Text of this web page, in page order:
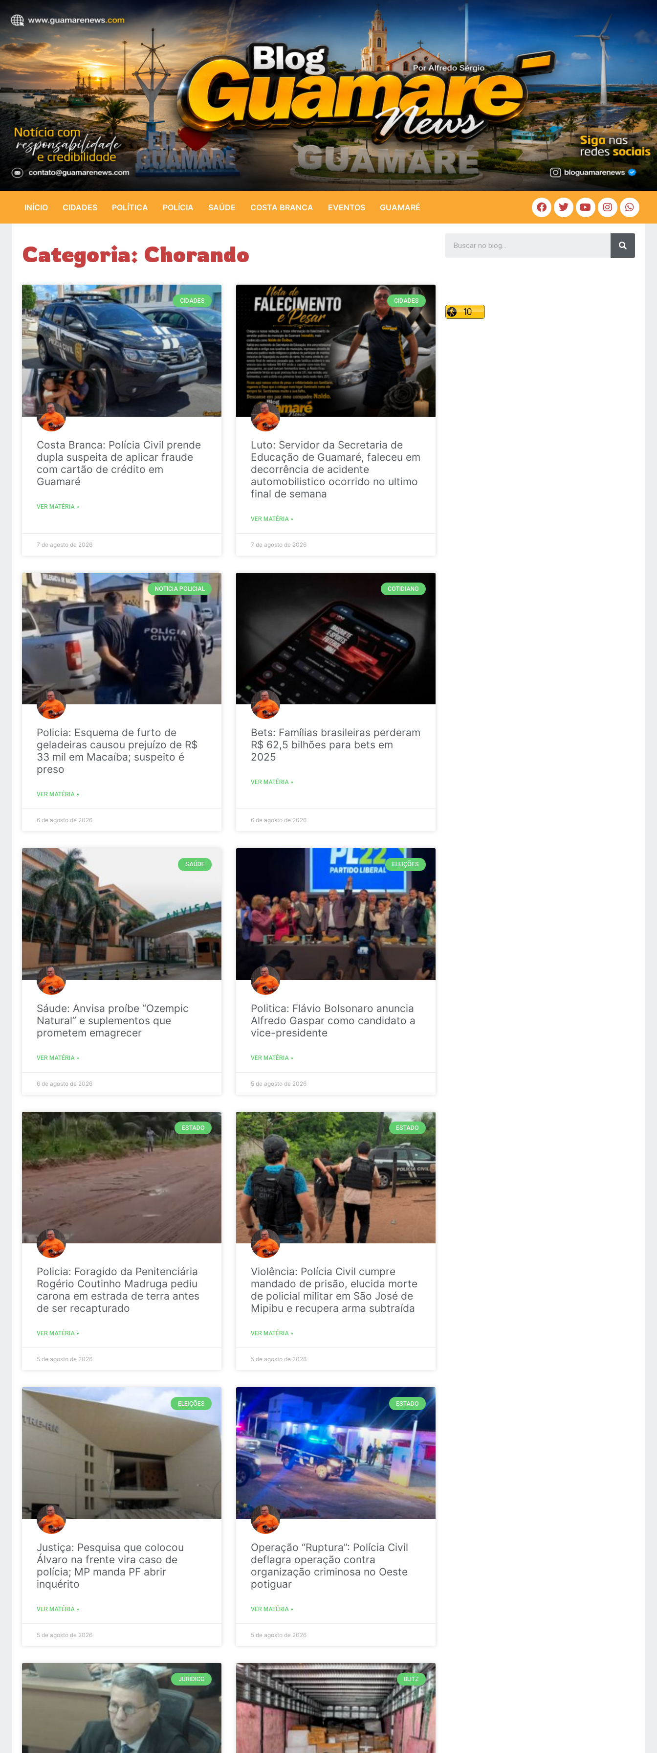
INÍCIO CIDADES POLÍTICA POLÍCIA SAÚDE COSTA BRANCA EVENTOS GUAMARÉ
Categoria: Chorando
CIDADES
Costa Branca: Polícia Civil prende
dupla suspeita de aplicar fraude
com cartão de crédito em
Guamaré
VER MATÉRIA »
7 de agosto de 2026
CIDADES
Luto: Servidor da Secretaria de
Educação de Guamaré, faleceu em
decorrência de acidente
automobilistico ocorrido no ultimo
final de semana
VER MATÉRIA »
7 de agosto de 2026
NOTICIA POLICIAL
Policia: Esquema de furto de
geladeiras causou prejuízo de R$
33 mil em Macaíba; suspeito é
preso
VER MATÉRIA »
6 de agosto de 2026
COTIDIANO
Bets: Famílias brasileiras perderam
R$ 62,5 bilhões para bets em
2025
VER MATÉRIA »
6 de agosto de 2026
SAÚDE
Sáude: Anvisa proíbe “Ozempic
Natural” e suplementos que
prometem emagrecer
VER MATÉRIA »
6 de agosto de 2026
ELEIÇÕES
Politica: Flávio Bolsonaro anuncia
Alfredo Gaspar como candidato a
vice-presidente
VER MATÉRIA »
5 de agosto de 2026
ESTADO
Policia: Foragido da Penitenciária
Rogério Coutinho Madruga pediu
carona em estrada de terra antes
de ser recapturado
VER MATÉRIA »
5 de agosto de 2026
ESTADO
Violência: Polícia Civil cumpre
mandado de prisão, elucida morte
de policial militar em São José de
Mipibu e recupera arma subtraída
VER MATÉRIA »
5 de agosto de 2026
ELEIÇÕES
Justiça: Pesquisa que colocou
Álvaro na frente vira caso de
polícia; MP manda PF abrir
inquérito
VER MATÉRIA »
5 de agosto de 2026
ESTADO
Operação “Ruptura”: Polícia Civil
deflagra operação contra
organização criminosa no Oeste
potiguar
VER MATÉRIA »
5 de agosto de 2026
JURIDICO BLITZ